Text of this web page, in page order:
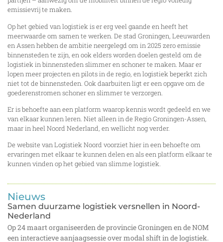
emissievrij te maken.
Op het gebied van logistiek is er erg veel gaande en heeft het
meerwaarde om samen te werken. De stad Groningen, Leeuwarden
en Assen hebben de ambitie neergelegd om in 2025 zero emissie
binnensteden te zijn, en ook elders worden doelen gesteld om de
logistiek in binnensteden slimmer en schoner te maken. Maar er
lopen meer projecten en pilots in de regio, en logistiek beperkt zich
niet tot de binnensteden. Ook daarbuiten ligt er een opgave om de
goederenstromen schoner en slimmer te verzorgen.
Er is behoefte aan een platform waarop kennis wordt gedeeld en we
van elkaar kunnen leren. Niet alleen in de Regio Groningen-Assen,
maar in heel Noord Nederland, en wellicht nog verder.
De website van Logistiek Noord voorziet hier in een behoefte om
ervaringen met elkaar te kunnen delen en als een platform elkaar te
kunnen vinden op het gebied van slimme logistiek.
Nieuws
Samen duurzame logistiek versnellen in Noord-
Nederland
Op 24 maart organiseerden de provincie Groningen en de NOM
een interactieve aanjaagsessie over modal shift in de logistiek.